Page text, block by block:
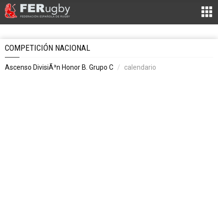
COMPETICIÓN NACIONAL
Ascenso DivisiÃ³n Honor B. Grupo C calendario